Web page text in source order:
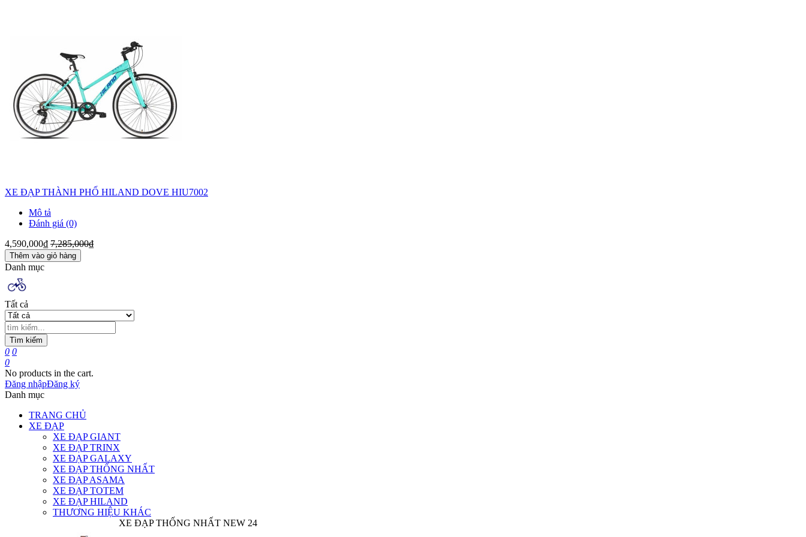
XE ĐẠP THÀNH PHỐ HILAND DOVE HIU7002
Mô tả
Đánh giá (0)
4,590,000₫ 7,285,000₫
Thêm vào giỏ hàng
Danh mục
Tất cả
Tìm kiếm
0 0
0
No products in the cart.
Đăng nhậpĐăng ký
Danh mục
TRANG CHỦ
XE ĐẠP
XE ĐẠP GIANT
XE ĐẠP TRINX
XE ĐẠP GALAXY
XE ĐẠP THỐNG NHẤT
XE ĐẠP ASAMA
XE ĐẠP TOTEM
XE ĐẠP HILAND
THƯƠNG HIỆU KHÁC
XE ĐẠP THỐNG NHẤT NEW 24